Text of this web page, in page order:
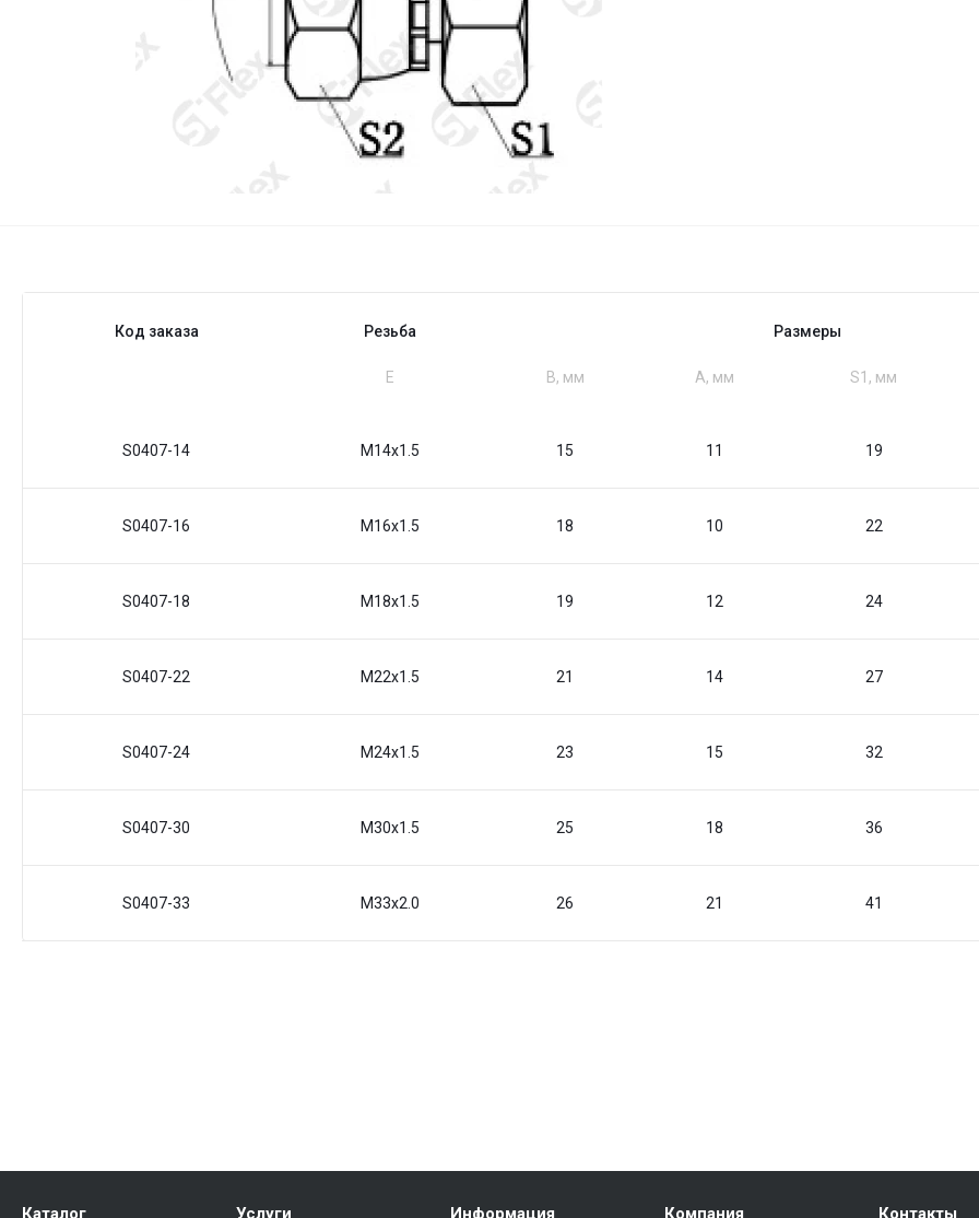
Код заказа Резьба Размеры
Е B, мм A, мм S1, мм
S0407-14 M14x1.5 15 11 19
S0407-16 M16x1.5 18 10 22
S0407-18 M18x1.5 19 12 24
S0407-22 M22x1.5 21 14 27
S0407-24 M24x1.5 23 15 32
S0407-30 M30x1.5 25 18 36
S0407-33 M33x2.0 26 21 41
Каталог Услуги Информация Компания Контакты